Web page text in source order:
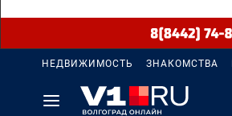
НЕДВИЖИМОСТЬ ЗНАКОМСТВА